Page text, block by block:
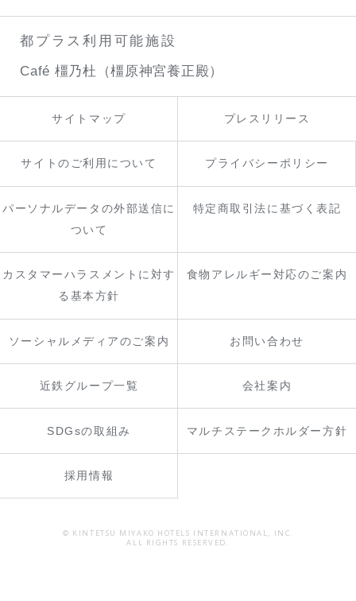
都プラス利用可能施設
Café 橿乃杜（橿原神宮養正殿）
サイトマップ プレスリリース
サイトのご利用について プライバシーポリシー
パーソナルデータの外部送信に
ついて
特定商取引法に基づく表記
カスタマーハラスメントに対す
る基本方針
食物アレルギー対応のご案内
ソーシャルメディアのご案内 お問い合わせ
近鉄グループ一覧 会社案内
SDGsの取組み マルチステークホルダー方針
採用情報
© KINTETSU MIYAKO HOTELS INTERNATIONAL, INC.
ALL RIGHTS RESERVED.